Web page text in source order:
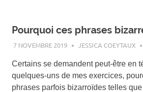
Pourquoi ces phrases
7 NOVEMBRE 2019 JESSICA COEYTAUX
Certains se demandent peut-être en
quelques-uns de mes exercices,
phrases parfois bizarroïdes telles